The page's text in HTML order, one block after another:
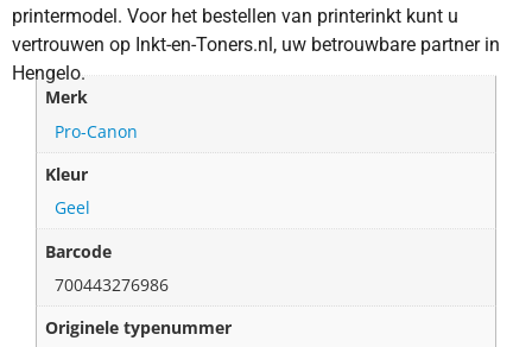
printermodel. Voor het bestellen van printerinkt kunt u
vertrouwen op Inkt-en-Toners.nl, uw betrouwbare partner in
Hengelo.
Merk
Pro-Canon
Kleur
Geel
Barcode
700443276986
Originele typenummer